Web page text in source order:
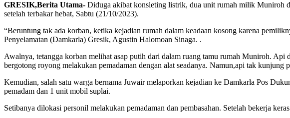
GRESIK,Berita Utama- Diduga akibat konsleting listrik, dua unit rumah milik Muniroh
setelah terbakar hebat, Sabtu (21/10/2023).
“Beruntung tak ada korban, ketika kejadian rumah dalam keadaan kosong karena
Penyelamatan (Damkarla) Gresik, Agustin Halomoan Sinaga. .
Awalnya, tetangga korban melihat asap putih dari dalam ruang tamu rumah Muniroh. Api
bergotong royong melakukan pemadaman dengan alat seadanya. Namun,api tak kunjung
Kemudian, salah satu warga bernama Juwair melaporkan kejadian ke Damkarla Pos
pemadam dan 1 unit mobil suplai.
Setibanya dilokasi personil melakukan pemadaman dan pembasahan. Setelah bekerja